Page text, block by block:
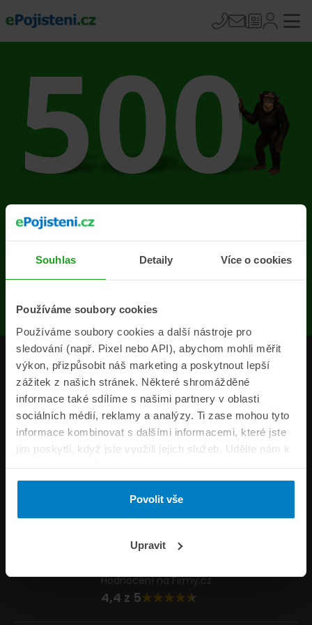
Souhlas Detaily Více o cookies
Používáme soubory cookies
Používáme soubory cookies a další nástroje pro
sledování (např. Pixel nebo API), abychom mohli měřit
výkon, přizpůsobit náš marketing a poskytnout lepší
zážitek z našich stránek. Některé shromážděné
informace také sdílíme s našimi partnery v oblasti
sociálních médií, reklamy a analýzy. Ti zase mohou tyto
informace kombinovat s dalšími informacemi, které jste
jim poskytli, když jste využili jejich služeb. Udělte nám k
tomu prosím svůj souhlas.
Povolit vše
Upravit
Na stránce se vyskytla
chyba
Produkty
Pojišťovny
Informace
ePojisteni.cz
Formuláře
Napište nám
Hodnocení na Firmy.cz
4,4 z 5